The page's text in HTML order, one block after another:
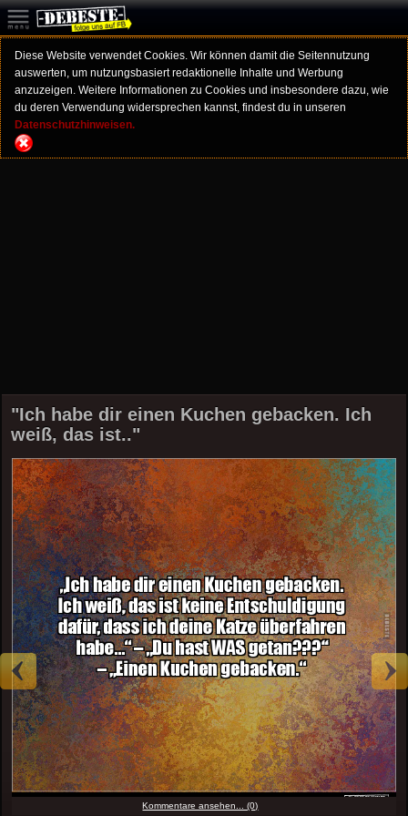
Diese Website verwendet Cookies. Wir können damit die Seitennutzung
auswerten, um nutzungsbasiert redaktionelle Inhalte und Werbung
anzuzeigen. Weitere Informationen zu Cookies und insbesondere dazu, wie
du deren Verwendung widersprechen kannst, findest du in unseren
Datenschutzhinweisen.
"Ich habe dir einen Kuchen gebacken. Ich
weiß, das ist.."
Kommentare ansehen... (0)